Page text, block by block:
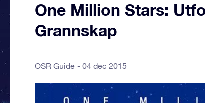
One Million Stars:
Grannskap
OSR Guide 04 dec 2015